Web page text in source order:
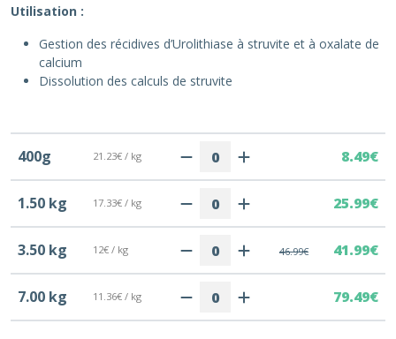
Utilisation :
Gestion des récidives d’Urolithiase à struvite et à oxalate de
calcium
Dissolution des calculs de struvite
400g 21.23€ / kg 8.49€
1.50 kg 17.33€ / kg 25.99€
3.50 kg 12€ / kg 46.99€ 41.99€
7.00 kg 11.36€ / kg 79.49€